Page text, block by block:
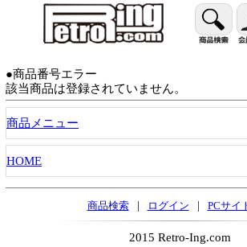
●商品番号エラー
該当商品は登録されていません。
商品メニュー
HOME
商品検索 | ログイン | PCサイ
2015 Retro-Ing.com